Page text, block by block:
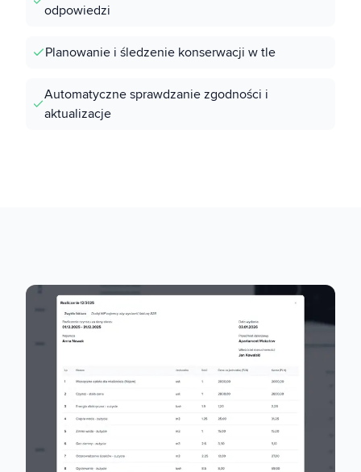
odpowiedzi
Planowanie i śledzenie konserwacji w tle
Automatyczne sprawdzanie zgodności i
aktualizacje